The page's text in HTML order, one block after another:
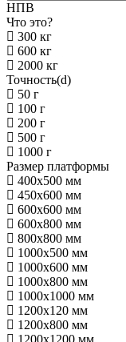
НПВ
Что это?
300 кг
600 кг
2000 кг
Точность(d)
50 г
100 г
200 г
500 г
1000 г
Размер платформы
400х500 мм
450х600 мм
600х600 мм
600х800 мм
800х800 мм
1000х500 мм
1000х600 мм
1000х800 мм
1000х1000 мм
1200х120 мм
1200х800 мм
1200х1200 мм